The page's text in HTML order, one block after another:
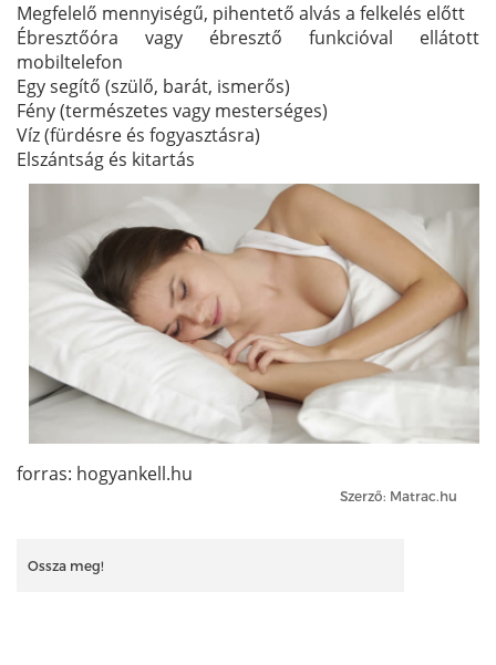
Megfelelő mennyiségű, pihentető alvás a felkelés előtt
Ébresztőóra vagy ébresztő funkcióval ellátott
mobiltelefon
Egy segítő (szülő, barát, ismerős)
Fény (természetes vagy mesterséges)
Víz (fürdésre és fogyasztásra)
Elszántság és kitartás
forras: hogyankell.hu
Szerző: Matrac.hu
Ossza meg!